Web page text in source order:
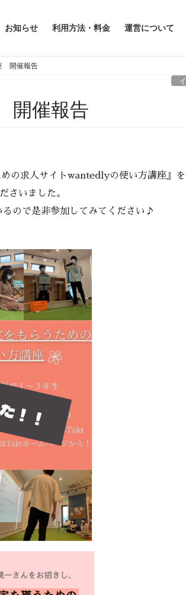
お知らせ 利用方法・料金 運営について
開催報告
開催報告
の求人サイトwantedlyの使い方講座』
さいました。
ので是非参加してみてください♪